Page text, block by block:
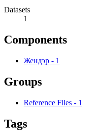
Datasets
1
Components
Жендэр - 1
Groups
Reference Files - 1
Tags